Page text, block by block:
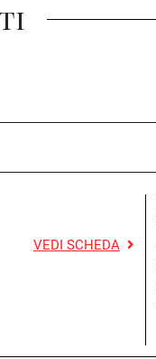
VEDI SCHEDA